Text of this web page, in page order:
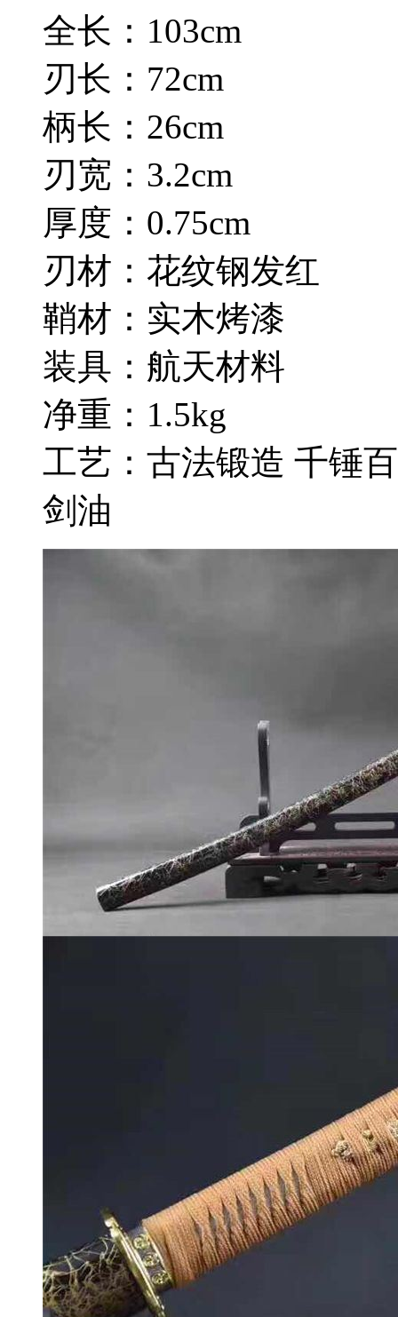
全长：103cm
刃长：72cm
柄长：26cm
刃宽：3.2cm
厚度：0.75cm
刃材：花纹钢发红
鞘材：实木烤漆
装具：航天材料
净重：1.5kg
工艺：古法锻造 千锤
剑油